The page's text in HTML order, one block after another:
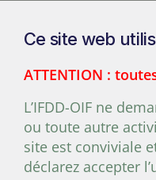
Ce site web
ATTENTION :
L’IFDD-OIF ne
ou toute autre
site est conviviale
déclarez accepter